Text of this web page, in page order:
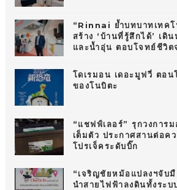
“Rinnai ย้ำบทบาทเทค
สร้าง ‘บ้านที่รู้สึกได้’ เดิ
และน้ำอุ่น ตอบโจทย์ชีวิต
โดเรมอน เดอะมูฟวี่ ตอน
ของโนบิตะ
“แชฟฟ์เลอร์” รุกวงการ
เต็มตัว ประกาศสานต่อค
โปรเจ็คระดับบิ๊ก
“เจริญชัยหม้อแปลงฯจับ
นำสายไฟฟ้าลงดินทั้งระ